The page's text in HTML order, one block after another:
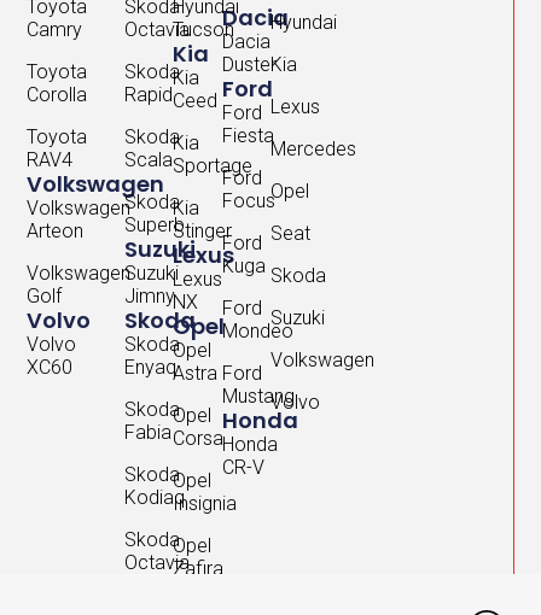
Hyundai
Kia
Lexus
Mercedes
Opel
Seat
Skoda
Suzuki
Volkswagen
Volvo
Dacia
Dacia
Duster
Ford
Ford
Fiesta
Ford
Focus
Ford
Kuga
Ford
Mondeo
Ford
Mustang
Honda
Honda
CR-V
Hyundai
Tucson
Kia
Kia
Ceed
Kia
Sportage
Kia
Stinger
Lexus
Lexus
NX
Opel
Opel
Astra
Opel
Corsa
Opel
Insignia
Opel
Zafira
Skoda
Octavia
Skoda
Rapid
Skoda
Scala
Skoda
Superb
Suzuki
Suzuki
Jimny
Skoda
Skoda
Enyaq
Skoda
Fabia
Skoda
Kodiaq
Skoda
Octavia
Toyota
Camry
Toyota
Corolla
Toyota
RAV4
Volkswagen
Volkswagen
Arteon
Volkswagen
Golf
Volvo
Volvo
XC60